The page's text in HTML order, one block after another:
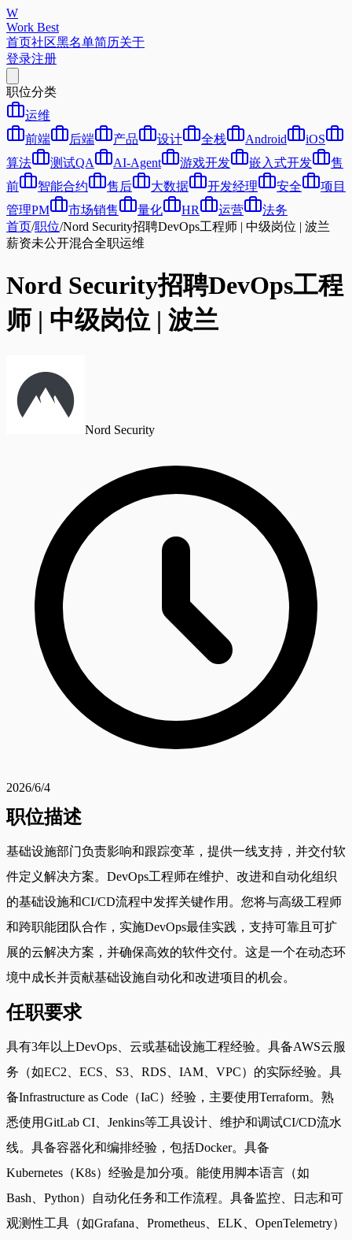
W
Work Best
首页社区黑名单简历关于
登录注册
职位分类
运维
前端
后端 产品 设计 全栈 Android
iOS
算法
测试QA AI-Agent 游戏开发 嵌入式开发
售
前
智能合约 售后 大数据 开发经理 安全
项目
管理PM
市场销售 量化 HR 运营
法务
首页/职位/Nord Security招聘DevOps工程师 | 中级岗位 | 波兰
薪资未公开混合全职运维
Nord Security招聘DevOps工程
师 | 中级岗位 | 波兰
Nord Security
2026/6/4
职位描述
基础设施部门负责影响和跟踪变革，提供一线支持，并交付软
件定义解决方案。DevOps工程师在维护、改进和自动化组织
的基础设施和CI/CD流程中发挥关键作用。您将与高级工程师
和跨职能团队合作，实施DevOps最佳实践，支持可靠且可扩
展的云解决方案，并确保高效的软件交付。这是一个在动态环
境中成长并贡献基础设施自动化和改进项目的机会。
任职要求
具有3年以上DevOps、云或基础设施工程经验。具备AWS云服
务（如EC2、ECS、S3、RDS、IAM、VPC）的实际经验。具
备Infrastructure as Code（IaC）经验，主要使用Terraform。熟
悉使用GitLab CI、Jenkins等工具设计、维护和调试CI/CD流水
线。具备容器化和编排经验，包括Docker。具备
Kubernetes（K8s）经验是加分项。能使用脚本语言（如
Bash、Python）自动化任务和工作流程。具备监控、日志和可
观测性工具（如Grafana、Prometheus、ELK、OpenTelemetry）